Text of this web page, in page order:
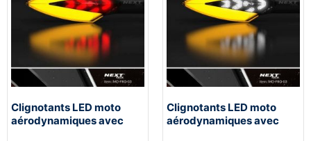
Clignotants LED moto
aérodynamiques avec
Clignotants LED moto
aérodynamiques avec